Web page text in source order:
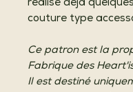
réalisé déjà
couture type
Ce patron est la
Fabrique des
Il est destiné